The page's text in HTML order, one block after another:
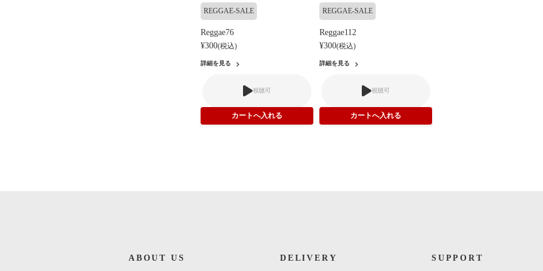
REGGAE-SALE
Reggae76
¥300(税込)
詳細を見る
視聴可
REGGAE-SALE
Reggae112
¥300(税込)
詳細を見る
視聴可
ABOUT US DELIVERY SUPPORT